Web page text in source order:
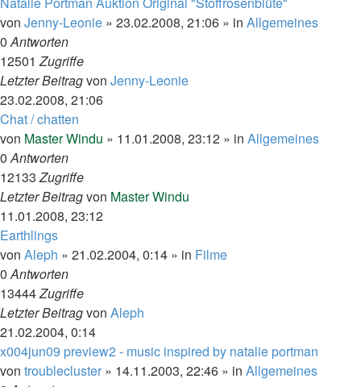
von Jenny-Leonie » 23.02.2008, 21:06 » in Allgemeines
0Antworten
12501Zugriffe
Letzter Beitragvon Jenny-Leonie
23.02.2008, 21:06
Chat / chatten
von Master Windu » 11.01.2008, 23:12 » in Allgemeines
0Antworten
12133Zugriffe
Letzter Beitragvon Master Windu
11.01.2008, 23:12
Earthlings
von Aleph » 21.02.2004, 0:14 » in Filme
0Antworten
13444Zugriffe
Letzter Beitragvon Aleph
21.02.2004, 0:14
x004jun09 preview2 - music inspired by natalie portman
von troublecluster » 14.11.2003, 22:46 » in Allgemeines